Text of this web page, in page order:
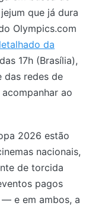
que já dura
Olympics.com
da
17h (Brasília),
das redes de
ao
2026 estão
nacionais,
de torcida
pagos
e em ambos, a